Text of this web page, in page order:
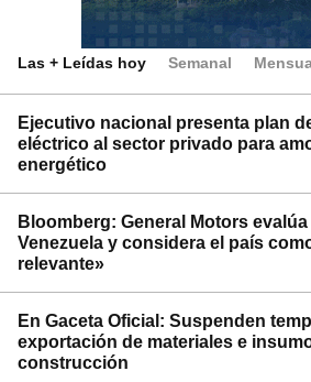
Las + Leídas hoy Semanal
Ejecutivo nacional presenta plan
eléctrico al sector privado para
energético
Bloomberg: General Motors
Venezuela y considera el país
relevante»
En Gaceta Oficial: Suspenden
exportación de materiales e
construcción